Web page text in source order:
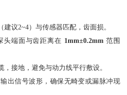
建议2~4）与传感器匹配，齿面损。
头端面与齿距离在 1mm±0.2mm‌ 范围
，接地，避免与动力线平行敷设。
输出信号波形，确保无畸变或漏脉冲现